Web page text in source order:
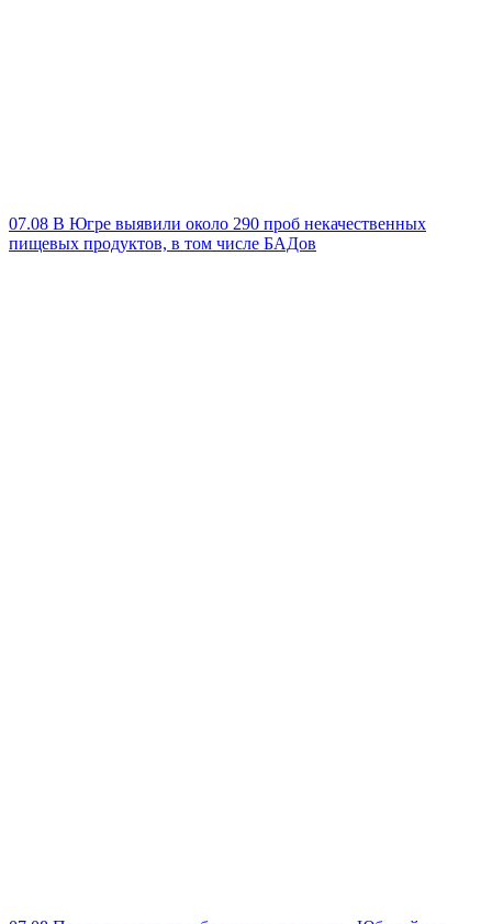
07.08 В Югре выявили около 290 проб некачественных
пищевых продуктов, в том числе БАДов